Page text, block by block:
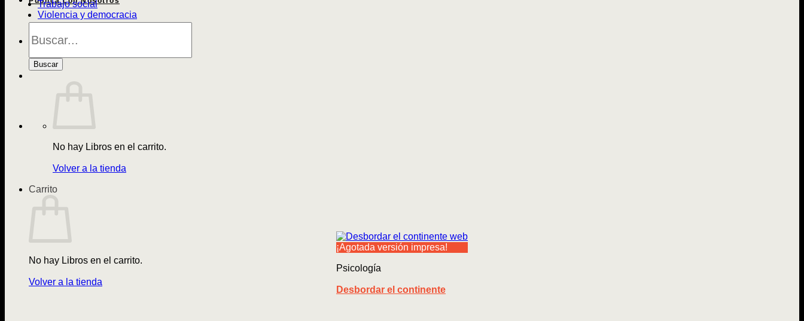
de
Buscar
No hay Libros en el carrito.
Volver a la tienda
Carrito
No hay Libros en el carrito.
Volver a la tienda
Trabajo social
Violencia y democracia
¡Agotada versión impresa!
Psicología
Desbordar el continente